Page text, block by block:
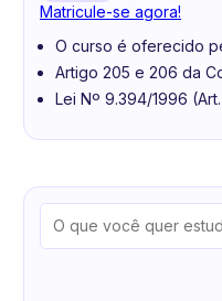
Matricule-se agora!
O curso é oferecido
Artigo 205 e 206 da
Lei Nº 9.394/1996 (Art.